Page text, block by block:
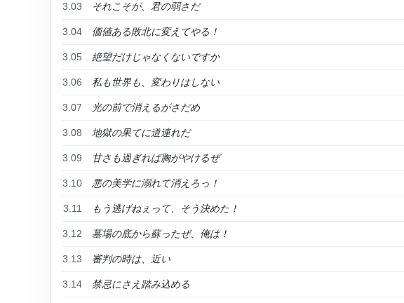
3.03 それこそが、君の弱さだ
3.04 価値ある敗北に変えてやる！
3.05 絶望だけじゃなくないですか
3.06 私も世界も、変わりはしない
3.07 光の前で消えるがさだめ
3.08 地獄の果てに道連れだ
3.09 甘さも過ぎれば胸がやけるぜ
3.10 悪の美学に溺れて消えろっ！
3.11 もう逃げねぇって、そう決めた！
3.12 墓場の底から蘇ったぜ、俺は！
3.13 審判の時は、近い
3.14 禁忌にさえ踏み込める